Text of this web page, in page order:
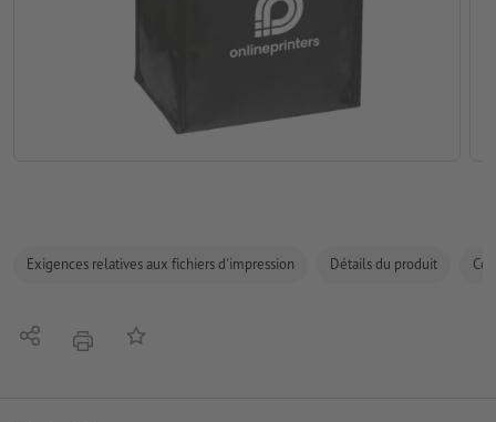
Exigences relatives aux fichiers d'impression Détails du produit
PartagerimprimerAjouter à liste d'article